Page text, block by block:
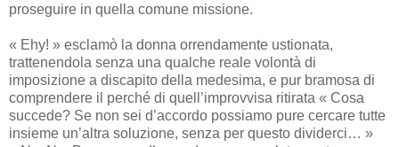
proseguire in quella comune missione.
« Ehy! » esclamò la donna orrendamente ustionata,
trattenendola senza una qualche reale volontà di
imposizione a discapito della medesima, e pur bramosa di
comprendere il perché di quell’improvvisa ritirata « Cosa
succede? Se non sei d’accordo possiamo pure cercare tutte
insieme un’altra soluzione, senza per questo dividerci… »